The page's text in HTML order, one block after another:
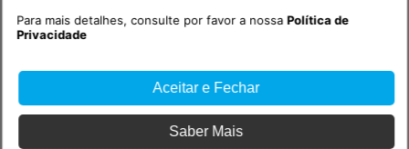
Economia
Secretária de Estado da
Habitação em Santarém
Para mais detalhes, consulte por favor a nossaPolítica de
Privacidade
Aceitar e Fechar
Saber Mais